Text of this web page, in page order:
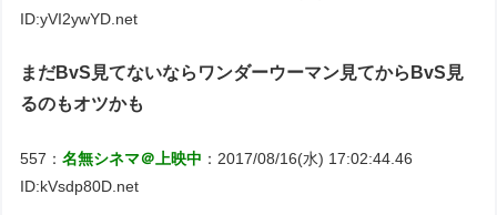
ID:yVI2ywYD.net
まだBvS見てないならワンダーウーマン見てからBvS見
るのもオツかも
557：名無シネマ＠上映中 ：2017/08/16(水) 17:02:44.46
ID:kVsdp80D.net